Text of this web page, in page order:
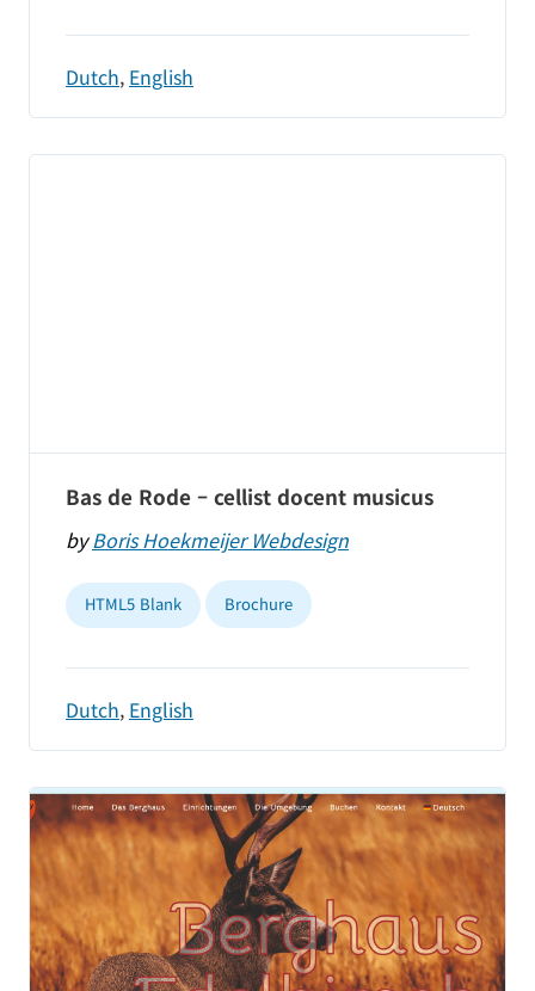
Dutch, English
Bas de Rode – cellist docent musicus
byBoris Hoekmeijer Webdesign
HTML5 Blank Brochure
Dutch, English